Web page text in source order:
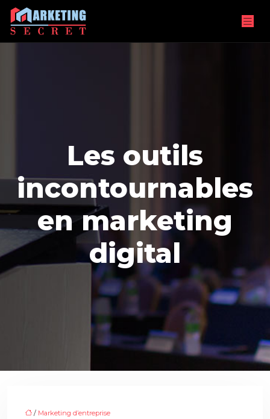
Les outils
incontournables
en marketing
digital
/ Marketing d’entreprise